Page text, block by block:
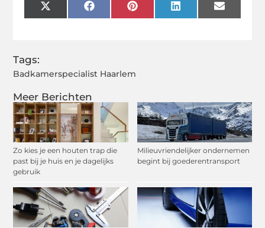
Meer Berichten
Zo kies je een houten trap die
past bij je huis en je dagelijks
gebruik
Milieuvriendelijker ondernemen
begint bij goederentransport
X
(Twitter)
FacebookPinterestLinkedInEmail
Tags:
Badkamerspecialist Haarlem